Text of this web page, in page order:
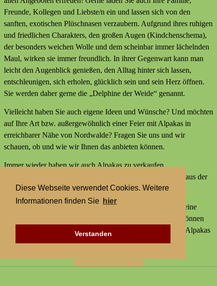
Diese Webseite verwendet Cookies. Weitere
Informationen finden Sie hier
Verstanden
Freunde, Kollegen und Liebste/n ein und lassen sich von den
sanften, exotischen Plüschnasen verzaubern. Aufgrund ihres ruhigen
und friedlichen Charakters, den großen Augen (Kindchenschema),
der besonders weichen Wolle und dem scheinbar immer lächelnden
Maul, wirken sie immer freundlich. In ihrer Gegenwart kann man
leicht den Augenblick genießen, den Alltag hinter sich lassen,
entschleunigen, sich erholen, glücklich sein und sein Herz öffnen.
Sie werden daher gerne die „Delphine der Weide“ genannt.
Vielleicht haben Sie auch eigene Ideen und Wünsche? Und möchten
auf Ihre Art bzw. außergewöhnlich einer Feier mit Alpakas in
erreichbarer Nähe von Nordwalde? Fragen Sie uns und wir
schauen, ob und wie wir Ihnen das anbieten können.
Immer wieder haben wir auch Alpakas zu verkaufen,
Alpakaprodukte, z.B. Alpakaseife oder Alpaka-Bettdecken aus der
Wolle unserer Tiere und außerdem kleine Geschenke.
Wir bieten keine externen Aktivitäten mit Alpakas an und keine
Alpaka-Wanderungen. Aber statt einer Alpakawanderung können
Sie bei uns Alpakas Mal anders erleben und einer Feier mit Alpakas
in erreichbarer Nähe von Nordwalde.